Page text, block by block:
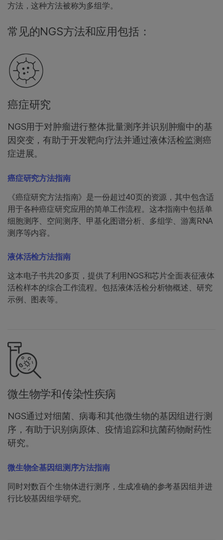
方法，这种方法被称为多组学。
常见的NGS方法和应用包括：
癌症研究
NGS用于对肿瘤进行整体批量测序并识别肿瘤中的基
因突变，有助于开发靶向疗法并通过液体活检监测癌
症进展。
癌症研究方法指南
《癌症研究方法指南》是一份超过40页的资源，其中包含适
用于各种癌症研究应用的简单工作流程。这本指南中包括单
细胞测序、空间测序、甲基化图谱分析、多组学、游离RNA
测序等内容。
液体活检方法指南
这本电子书共20多页，提供了利用NGS和芯片全面表征液体
活检样本的综合工作流程。包括液体活检分析物概述、研究
示例、图表等。
微生物学和传染性疾病
NGS通过对细菌、病毒和其他微生物的基因组进行测
序，有助于识别病原体、疫情追踪和抗菌药物耐药性
研究。
微生物全基因组测序方法指南
同时对数百个生物体进行测序，生成准确的参考基因组并进
行比较基因组学研究。